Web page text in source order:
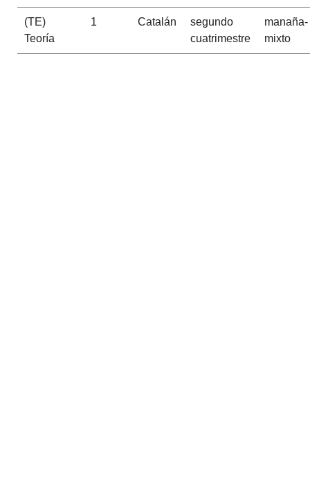
(TE)
Teoría
1 Catalán
segundo
cuatrimestre
manaña-
mixto